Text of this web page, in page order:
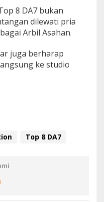
8 DA7 bukan
dilewati pria
Arbil Asahan.
juga berharap
ke studio
Top 8 DA7